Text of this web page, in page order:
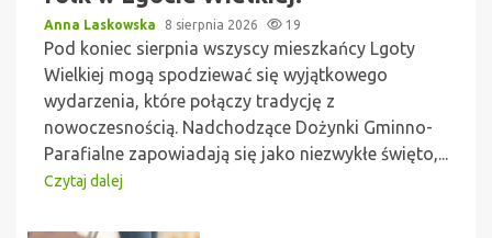
Anna Laskowska 8 sierpnia 2026 19
Pod koniec sierpnia wszyscy mieszkańcy Lgoty
Wielkiej mogą spodziewać się wyjątkowego
wydarzenia, które połączy tradycję z
nowoczesnością. Nadchodzące Dożynki Gminno-
Parafialne zapowiadają się jako niezwykłe święto,...
Czytaj dalej